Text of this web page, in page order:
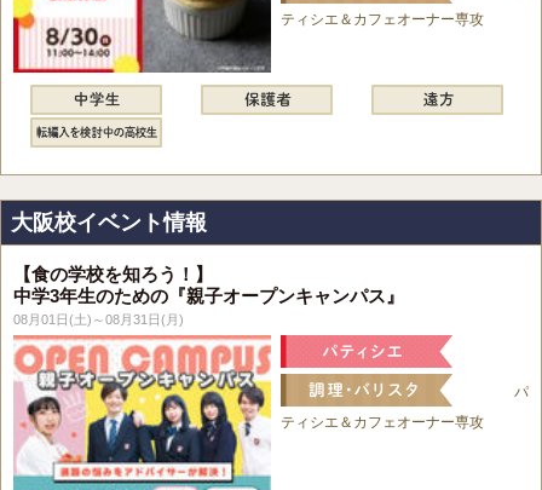
ティシエ＆カフェオーナー専攻
大阪校イベント情報
【食の学校を知ろう！】
中学3年生のための『親子オープンキャンパス』
08月01日(土)～08月31日(月)
パ
ティシエ＆カフェオーナー専攻